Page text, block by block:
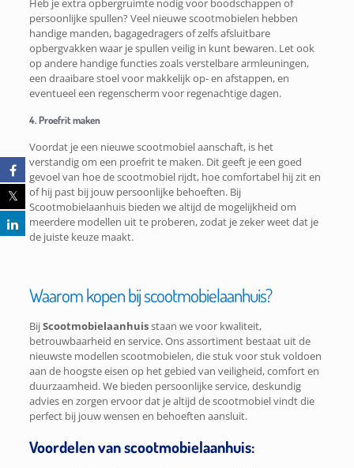
Heb je extra opbergruimte nodig voor boodschappen of
persoonlijke spullen? Veel nieuwe scootmobielen hebben
handige manden, bagagedragers of zelfs afsluitbare
opbergvakken waar je spullen veilig in kunt bewaren. Let ook
op andere handige functies zoals verstelbare armleuningen,
een draaibare stoel voor makkelijk op- en afstappen, en
eventueel een regenscherm voor regenachtige dagen.
4. Proefrit maken
Voordat je een nieuwe scootmobiel aanschaft, is het
verstandig om een proefrit te maken. Dit geeft je een goed
gevoel van hoe de scootmobiel rijdt, hoe comfortabel hij zit en
of hij past bij jouw persoonlijke behoeften. Bij
Scootmobielaanhuis bieden we altijd de mogelijkheid om
meerdere modellen uit te proberen, zodat je zeker weet dat je
de juiste keuze maakt.
Waarom kopen bij scootmobielaanhuis?
BijScootmobielaanhuisstaan we voor kwaliteit,
betrouwbaarheid en service. Ons assortiment bestaat uit de
nieuwste modellen scootmobielen, die stuk voor stuk voldoen
aan de hoogste eisen op het gebied van veiligheid, comfort en
duurzaamheid. We bieden persoonlijke service, deskundig
advies en zorgen ervoor dat ​je altijd de scootmobiel vindt die
perfect bij jouw wensen en behoeften aansluit.
Voordelen van scootmobielaanhuis: